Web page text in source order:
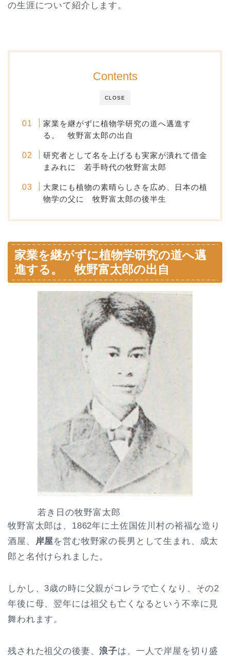
の生涯について紹介します。
CLOSE
Contents
家業を継がずに植物学研究の道へ邁進す
る。 牧野富太郎の出自
研究者として名を上げるも実家が潰れて借金
まみれに 若手時代の牧野富太郎
大衆にも植物の素晴らしさを広め、日本の植
物学の父に 牧野富太郎の後半生
家業を継がずに植物学研究の道へ邁
進する。 牧野富太郎の出自
若き日の牧野富太郎
牧野富太郎は、1862年に土佐国佐川村の裕福な造り
酒屋、 岸屋を営む牧野家の長男として生まれ、成太
郎と名付けられました。
しかし、3歳の時に父親がコレラで亡くなり、その2
年後に母、翌年には祖父も亡くなるという不幸に見
舞われます。
残された祖父の後妻、浪子は、一人で岸屋を切り盛